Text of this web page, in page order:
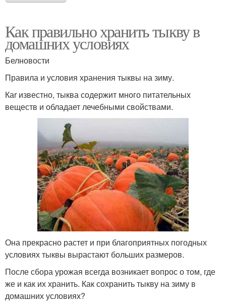
Как правильно хранить тыкву в
домашних условиях
Белновости
Правила и условия хранения тыквы на зиму.
Каr известно, тыква содержит много питательных
веществ и обладает лечебными свойствами.
Она прекрасно растет и при благоприятных погодных
условиях тыквы вырастают больших размеров.
После сбора урожая всегда возникает вопрос о том, где
же и как их хранить. Как сохранить тыкву на зиму в
домашних условиях?